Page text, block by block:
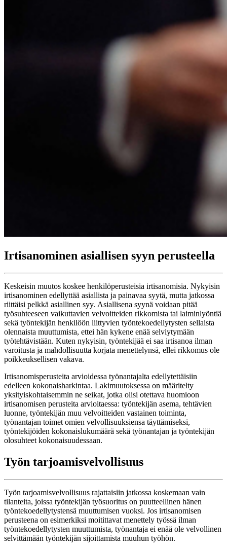
Irtisanominen asiallisen syyn perusteella
Keskeisin muutos koskee henkilöperusteisia irtisanomisia. Nykyisin
irtisanominen edellyttää asiallista ja painavaa syytä, mutta jatkossa
riittäisi pelkkä asiallinen syy. Asiallisena syynä voidaan pitää
työsuhteeseen vaikuttavien velvoitteiden rikkomista tai laiminlyöntiä
sekä työntekijän henkilöön liittyvien työntekoedellytysten sellaista
olennaista muuttumista, ettei hän kykene enää selviytymään
työtehtävistään. Kuten nykyisin, työntekijää ei saa irtisanoa ilman
varoitusta ja mahdollisuutta korjata menettelynsä, ellei rikkomus ole
poikkeuksellisen vakava.
Irtisanomisperusteita arvioidessa työnantajalta edellytettäisiin
edelleen kokonaisharkintaa. Lakimuutoksessa on määritelty
yksityiskohtaisemmin ne seikat, jotka olisi otettava huomioon
irtisanomisen perusteita arvioitaessa: työntekijän asema, tehtävien
luonne, työntekijän muu velvoitteiden vastainen toiminta,
työnantajan toimet omien velvollisuuksiensa täyttämiseksi,
työntekijöiden kokonaislukumäärä sekä työnantajan ja työntekijän
olosuhteet kokonaisuudessaan.
Työn tarjoamisvelvollisuus
Työn tarjoamisvelvollisuus rajattaisiin jatkossa koskemaan vain
tilanteita, joissa työntekijän työsuoritus on puutteellinen hänen
työntekoedellytystensä muuttumisen vuoksi. Jos irtisanomisen
perusteena on esimerkiksi moitittavat menettely työssä ilman
työntekoedellytysten muuttumista, työnantaja ei enää ole velvollinen
selvittämään työntekijän sijoittamista muuhun työhön.